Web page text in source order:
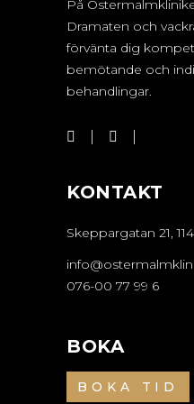
På
Dramaten och
förvänta dig
bemötande och
behandlingar.
KONTAKT
Skeppargatan 21,
076-00 77 99 6
BOKA
BOKA TID